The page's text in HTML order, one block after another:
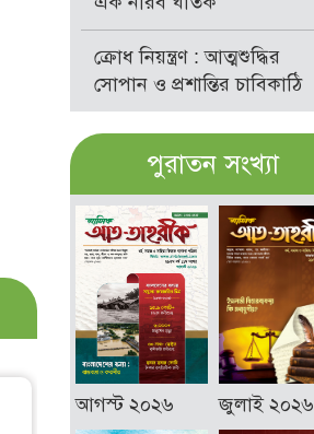
ক্রোধ নিয়ন্ত্রণ : আত্মশুদ্ধির
সোপান ও প্রশান্তির চাবিকাঠি
পুরাতন সংখ্যা
আগস্ট ২০২৬ জুলাই ২০২৬